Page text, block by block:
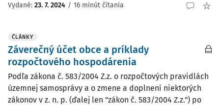
Vydané: 23. 7. 2024 / 16 minút čítania
ČLÁNKY
Záverečný účet obce a príklady
rozpočtového hospodárenia
Podľa zákona č. 583/2004 Z.z. o rozpočtových pravidlách
územnej samosprávy a o zmene a doplnení niektorých
zákonov v z. n. p. (ďalej len "zákon č. 583/2004 Z.z.") po